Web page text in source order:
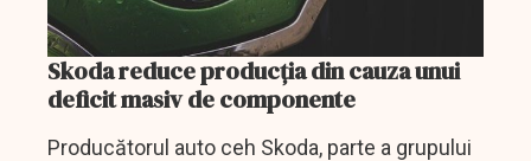
Skoda reduce producția din cauza unui
deficit masiv de componente
Producătorul auto ceh Skoda, parte a grupului